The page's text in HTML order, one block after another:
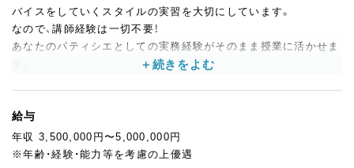
バイスをしていくスタイルの実習を大切にしています。
なので、講師経験は一切不要！
あなたのパティシエとしての実務経験がそのまま授業に活かせま
まずは食材の基礎知識・道具の使い方からスタート。
実践として、基本の絞りやナッペなどから徐々にステップアップ
していきます。
給与
年収 3,500,000円〜5,000,000円
※年齢・経験・能力等を考慮の上優遇